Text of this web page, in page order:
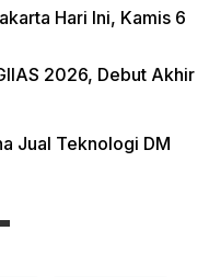
Hari Ini, Kamis 6
2026, Debut Akhir
Jual Teknologi DM